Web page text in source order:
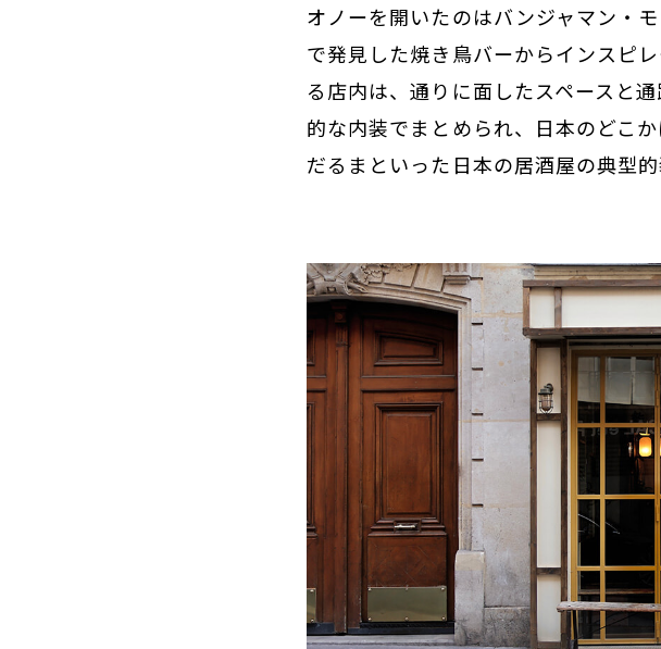
オノーを開いたのはバンジャマン・
で発見した焼き鳥バーからインスピ
る店内は、通りに面したスペースと
的な内装でまとめられ、日本のどこ
だるまといった日本の居酒屋の典型